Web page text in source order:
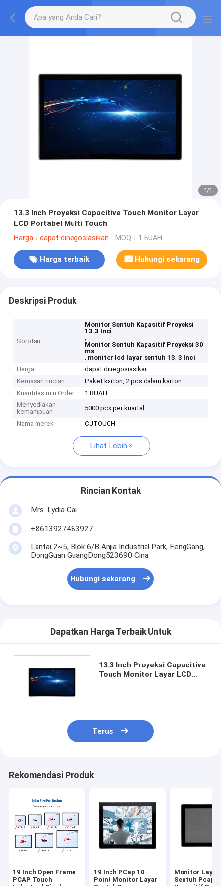
1/1
13.3 Inch Proyeksi Capacitive Touch Monitor Layar
LCD Portabel Multi Touch
Harga：dapat dinegosiasikan MOQ：1 BUAH
Harga terbaik Hubungi sekarang
Deskripsi Produk
Sorotan
Monitor Sentuh Kapasitif Proyeksi
13.3 Inci
,
Monitor Sentuh Kapasitif Proyeksi 30
ms
, monitor lcd layar sentuh 13,3 Inci
Harga
dapat dinegosiasikan
Kemasan rincian
Paket karton, 2 pcs dalam karton
Kuantitas min Order
1 BUAH
Menyediakan
kemampuan
5000 pcs per kuartal
Nama merek CJTOUCH
Lihat Lebih
Rincian Kontak
Mrs. Lydia Cai
+8613927483927
Lantai 2~5, Blok 6/B Anjia Industrial Park, FengGang,
DongGuan GuangDong523690 Cina
Hubungi sekarang
Dapatkan Harga Terbaik Untuk
13.3 Inch Proyeksi Capacitive
Touch Monitor Layar LCD
Terus
Rekomendasi Produk
19 Inch Open Frame
PCAP Touch
19 Inch PCap 10
Point Monitor Layar
Monitor Layar
Sentuh Pcap